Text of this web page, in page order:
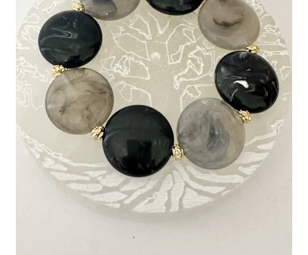
Newsletter
Panier
Validation de la commande
Conditions d’utilisation
Paiement sécurisé